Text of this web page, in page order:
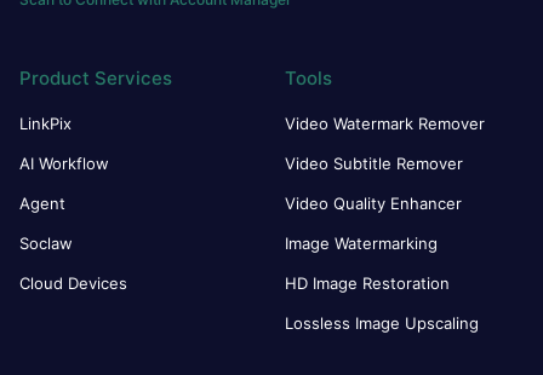
Product Services
LinkPix
AI Workflow
Agent
Soclaw
Cloud Devices
Tools
Video Watermark Remover
Video Subtitle Remover
Video Quality Enhancer
Image Watermarking
HD Image Restoration
Lossless Image Upscaling